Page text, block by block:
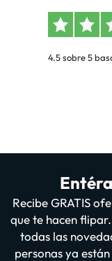
4.5 sobre 5
Recibe GRATIS
que te hacen
todas las
personas ya